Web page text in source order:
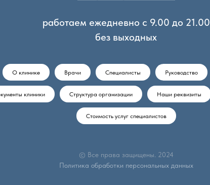
работаем ежедневно с 9.00 до 21.00
без выходных
О клинике Врачи Специалисты Руководство
клиники Структура организации Наши реквизиты
Стоимость услуг специалистов
© Все права защищены. 2024
Политика обработки персональных данных